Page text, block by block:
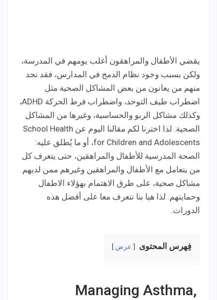
يقضي الأطفال والمراهقون أغلب يومهم في المدرسة،
ولكن بسبب وجود نظام الدمج في المدارس، فقد نجد
منهم من يعانون من بعض المشاكل الصحية مثل
اضطراب طيف التوحد، واضطراب فرط الحركة ADHD،
وكذلك مشاكل الربو والحساسية، وغيرها من المشاكل
الصحية. لذا اخترنا لكم مقالنا اليوم عن School Health
for Children and Adolescents، أو ما يُطلق عليه:
الصحة المدرسية للأطفال والمراهقين، حتى يتعرف كل
من يتعامل مع الأطفال والمراهقين وغيرهم ممن لديهم
مشاكل صحية، على طرق الاهتمام بهؤلاء الاطفال
وحمايتهم. لذا هيا بنا نتعرف معا على أفضل هذه
الدورات.
فِهرس المحتوى عرض
Managing Asthma,